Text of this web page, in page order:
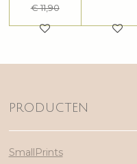
€ 11,90
PRODUCTEN
SmallPrints